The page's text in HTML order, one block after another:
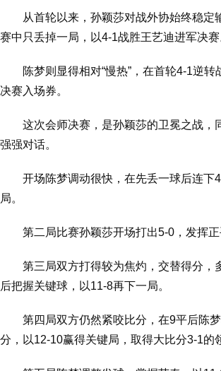
从首轮以来，孙颖莎对战外协始终稳
赛中只丢掉一局，以4-1战胜王艺迪进军决赛
陈梦则显得相对“慢热”，在首轮4-1逆
决赛入场券。
这次会师决赛，是孙颖莎的卫冕之战
强强对话。
开场陈梦调动很快，在先丢一球后连下
局。
第二局比赛孙颖莎开场打出5-0，发挥
第三局双方打得较为焦灼，交替得分
后把握关键球，以11-8再下一局。
第四局双方仍然紧咬比分，在9平后陈
分，以12-10赢得关键局，取得大比分3-1的